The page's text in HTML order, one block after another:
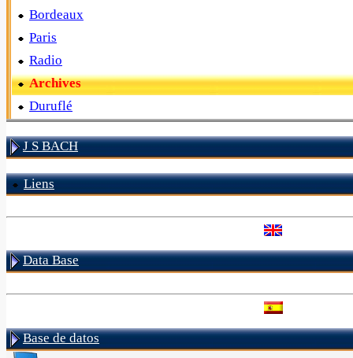
Bordeaux
Paris
Radio
Archives
Duruflé
J S BACH
Liens
Data Base
Base de datos